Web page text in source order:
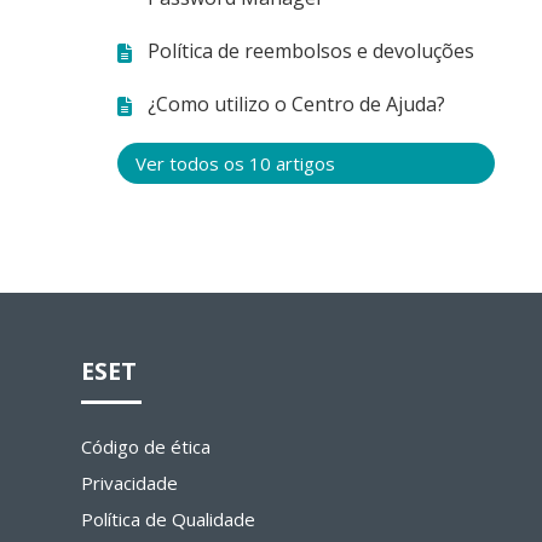
Política de reembolsos e devoluções
¿Como utilizo o Centro de Ajuda?
Ver todos os 10 artigos
ESET
Código de ética
Privacidade
Política de Qualidade